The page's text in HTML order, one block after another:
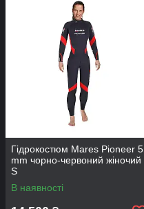
Гідрокостюм Mares Pioneer 5
mm чорно-червоний жіночий
S
В наявності